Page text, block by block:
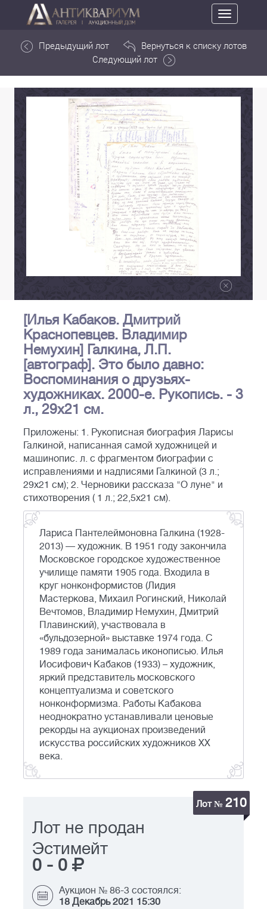
Toggle
navigation
Предыдущий лот
Вернуться к списку лотов
Следующий лот
[Илья Кабаков. Дмитрий
Краснопевцев. Владимир
Немухин] Галкина, Л.П.
[автограф]. Это было давно:
Воспоминания о друзьях-
художниках. 2000-е. Рукопись. - 3
л., 29х21 см.
Приложены: 1. Рукописная биография Ларисы
Галкиной, написанная самой художницей и
машинопис. л. с фрагментом биографии с
исправлениями и надписями Галкиной (3 л.;
29х21 см); 2. Черновики рассказа "О луне" и
стихотворения ( 1 л.; 22,5x21 см).
Лариса Пантелеймоновна Галкина (1928-
2013) — художник. В 1951 году закончила
Московское городское художественное
училище памяти 1905 года. Входила в
круг нонконформистов (Лидия
Мастеркова, Михаил Рогинский, Николай
Вечтомов, Владимир Немухин, Дмитрий
Плавинский), участвовала в
«бульдозерной» выставке 1974 года. С
1989 года занималась иконописью. Илья
Иосифович Кабаков (1933) – художник,
яркий представитель московского
концептуализма и советского
нонконформизма. Работы Кабакова
неоднократно устанавливали ценовые
рекорды на аукционах произведений
искусства российских художников XX
века.
Лот № 210
Лот не продан
Эстимейт
0 - 0
Аукцион № 86-3 состоялся:
18 Декабрь 2021 15:30